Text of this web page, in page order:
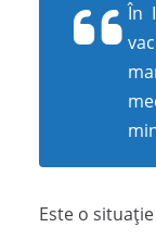
În
Este o